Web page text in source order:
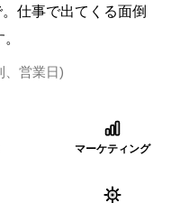
仕事で出てくる面倒
マーケティング